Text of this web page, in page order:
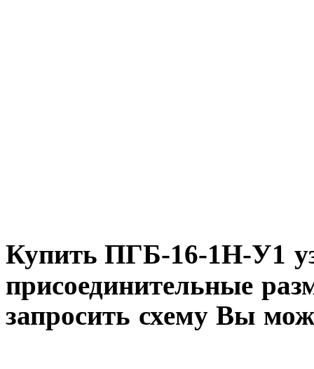
Купить ПГБ-16-1Н-У1
присоединительные
запросить схему Вы